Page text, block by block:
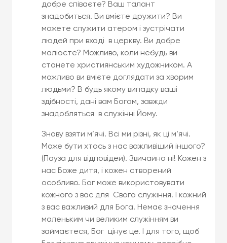
добре співаєте? Ваш талант
знадобиться. Ви вмієте дружити? Ви
можете служити атером і зустрічати
людей при вході в церкву. Ви добре
малюєте? Можливо, коли небудь ви
станете християнським художником. А
можливо ви вмієте доглядати за хворим
людьми? В будь якому випадку ваші
здібності, дані вам Богом, завжди
знадобляться в служінні Йому.
Знову взяти м’ячі. Всі ми різні, як ці м’ячі.
Може бути хтось з нас важливіший іншого?
(Пауза для відповідей). Звичайно ні! Кожен з
нас Боже дитя, і кожен створений
особливо. Бог може використовувати
кожного з вас для Свого служіння. І кожний
з вас важливий для Бога. Немає значення
маленьким чи великим служінням ви
займаєтеся, Бог цінує це. І для того, щоб